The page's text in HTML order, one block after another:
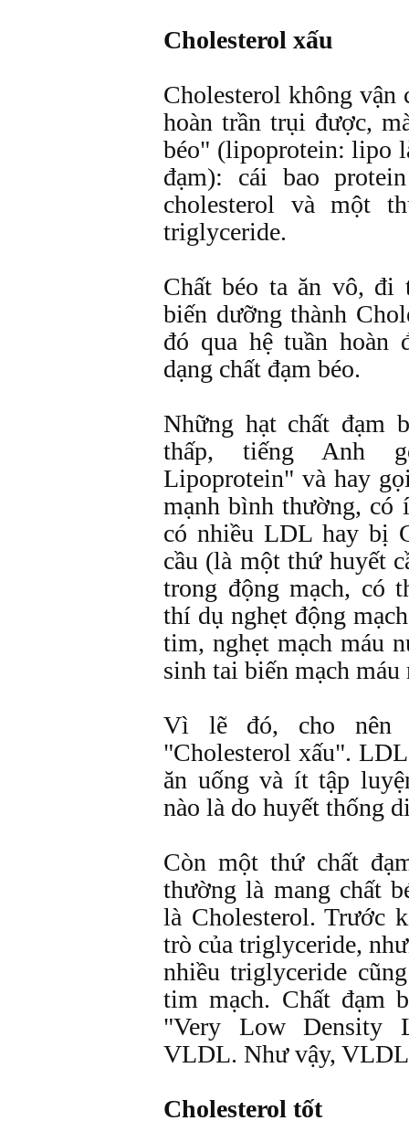
Cholesterol xấu
Cholesterol không vận
hoàn trần trụi được,
béo" (lipoprotein: lipo
đạm): cái bao
cholesterol và một
triglyceride.
Chất béo ta ăn vô, đi
biến dưỡng thành
đó qua hệ tuần hoàn
dạng chất đạm béo.
Những hạt chất đạm
thấp, tiếng Anh
Lipoprotein" và hay
mạnh bình thường,
có nhiều LDL hay bị
cầu (là một thứ huyết
trong động mạch, có
thí dụ nghẹt động
tim, nghẹt mạch máu
sinh tai biến mạch máu
Vì lẽ đó, cho nên
"Cholesterol xấu".
ăn uống và ít tập
nào là do huyết thống
Còn một thứ chất
thường là mang chất
là Cholesterol. Trước
trò của triglyceride,
nhiều triglyceride
tim mạch. Chất đạm
"Very Low Density
VLDL. Như vậy,
Cholesterol tốt